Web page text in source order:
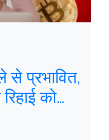
से प्रभावित,
को